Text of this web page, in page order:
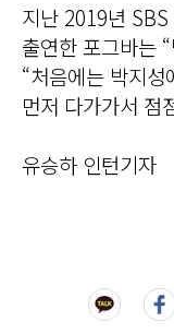
지난 2019년 SBS
출연한 포그바는
“처음에는 박지
먼저 다가가서 점
유승하 인턴기자